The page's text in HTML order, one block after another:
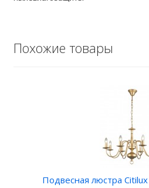
Похожие товары
Подвесная люстра